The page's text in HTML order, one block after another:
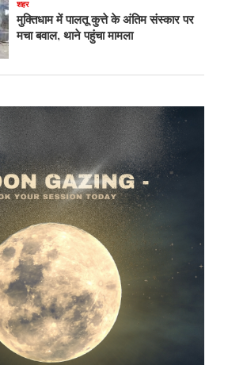
शहर
मुक्तिधाम में पालतू कुत्ते के अंतिम संस्कार पर
मचा बवाल, थाने पहुंचा मामला